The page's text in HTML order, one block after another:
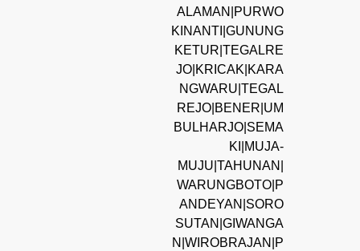
ALAMAN|PURWO
KINANTI|GUNUNG
KETUR|TEGALRE
JO|KRICAK|KARA
NGWARU|TEGAL
REJO|BENER|UM
BULHARJO|SEMA
KI|MUJA-
MUJU|TAHUNAN|
WARUNGBOTO|P
ANDEYAN|SORO
SUTAN|GIWANGA
N|WIROBRAJAN|P